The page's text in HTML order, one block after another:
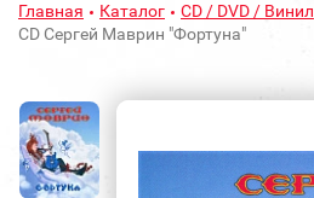
Главная Каталог CD / DVD / Винил
CD Сергей Маврин "Фортуна"